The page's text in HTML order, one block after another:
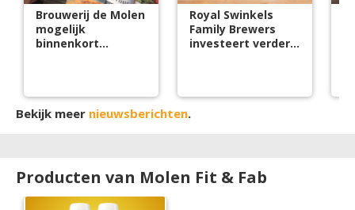
Brouwerij de Molen
mogelijk
binnenkort
Royal Swinkels
Family Brewers
investeert verder
Bekijk meer nieuwsberichten.
Producten van Molen Fit & Fab